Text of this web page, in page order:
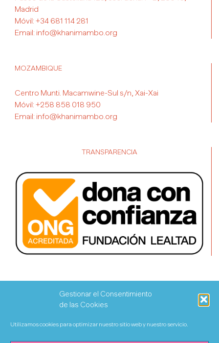
Gestionar el Consentimiento
de las Cookies
Utilizamos cookies para optimizar nuestro sitio web y nuestro servicio.
Madrid
Móvil: +34 681 114 281
Email: info@khanimambo.org
MOZAMBIQUE
Centro Munti. Macamwine-Sul s/n, Xai-Xai
Móvil: +258 858 018 950
Email: info@khanimambo.org
TRANSPARENCIA